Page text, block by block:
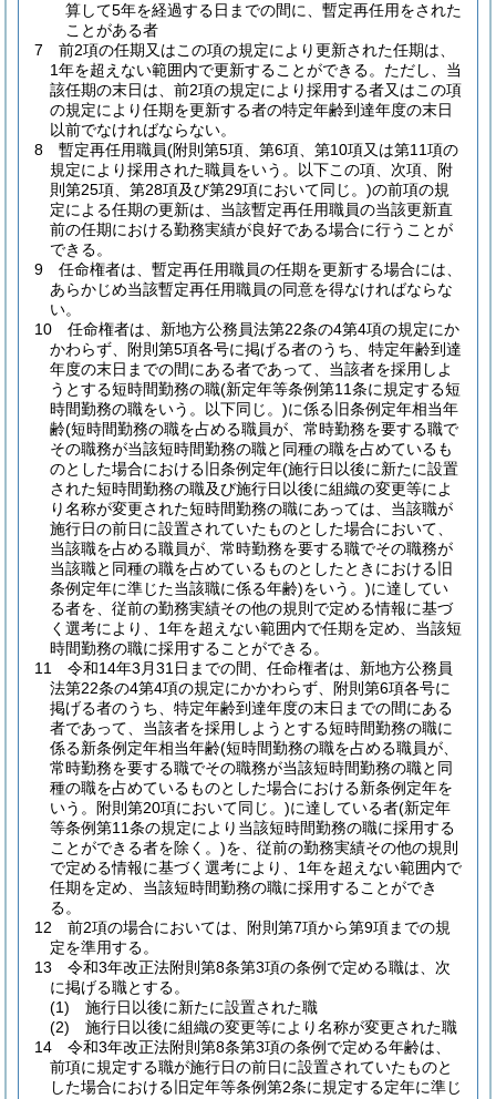
算して5年を経過する日までの間に、暫定再任用をされた
ことがある者
7
前2項の任期又はこの項の規定により更新された任期は、
1年を超えない範囲内で更新することができる。 ただし、当
該任期の末日は、前2項の規定により採用する者又はこの項
の規定により任期を更新する者の特定年齢到達年度の末日
以前でなければならない。
8
暫定再任用職員(附則第5項、第6項、第10項又は第11項の
規定により採用された職員をいう。以下この項、次項、附
則第25項、第28項及び第29項において同じ。)の前項の規
定による任期の更新は、当該暫定再任用職員の当該更新直
前の任期における勤務実績が良好である場合に行うことが
できる。
9
任命権者は、暫定再任用職員の任期を更新する場合には、
あらかじめ当該暫定再任用職員の同意を得なければならな
い。
10
任命権者は、新地方公務員法第22条の4第4項の規定にか
かわらず、附則第5項各号に掲げる者のうち、特定年齢到達
年度の末日までの間にある者であって、当該者を採用しよ
うとする短時間勤務の職(新定年等条例第11条に規定する短
時間勤務の職をいう。以下同じ。)に係る旧条例定年相当年
齢(短時間勤務の職を占める職員が、常時勤務を要する職で
その職務が当該短時間勤務の職と同種の職を占めているも
のとした場合における旧条例定年(施行日以後に新たに設置
された短時間勤務の職及び施行日以後に組織の変更等によ
り名称が変更された短時間勤務の職にあっては、当該職が
施行日の前日に設置されていたものとした場合において、
当該職を占める職員が、常時勤務を要する職でその職務が
当該職と同種の職を占めているものとしたときにおける旧
条例定年に準じた当該職に係る年齢)をいう。)に達してい
る者を、従前の勤務実績その他の規則で定める情報に基づ
く選考により、1年を超えない範囲内で任期を定め、当該短
時間勤務の職に採用することができる。
11
令和14年3月31日までの間、任命権者は、新地方公務員
法第22条の4第4項の規定にかかわらず、附則第6項各号に
掲げる者のうち、特定年齢到達年度の末日までの間にある
者であって、当該者を採用しようとする短時間勤務の職に
係る新条例定年相当年齢(短時間勤務の職を占める職員が、
常時勤務を要する職でその職務が当該短時間勤務の職と同
種の職を占めているものとした場合における新条例定年を
いう。附則第20項において同じ。)に達している者(新定年
等条例第11条の規定により当該短時間勤務の職に採用する
ことができる者を除く。)を、従前の勤務実績その他の規則
で定める情報に基づく選考により、1年を超えない範囲内で
任期を定め、当該短時間勤務の職に採用することができ
る。
12
前2項の場合においては、附則第7項から第9項までの規
定を準用する。
13
令和3年改正法附則第8条第3項の条例で定める職は、次
に掲げる職とする。
(1)
施行日以後に新たに設置された職
(2)
施行日以後に組織の変更等により名称が変更された職
14
令和3年改正法附則第8条第3項の条例で定める年齢は、
前項に規定する職が施行日の前日に設置されていたものと
した場合における旧定年等条例第2条に規定する定年に準じ